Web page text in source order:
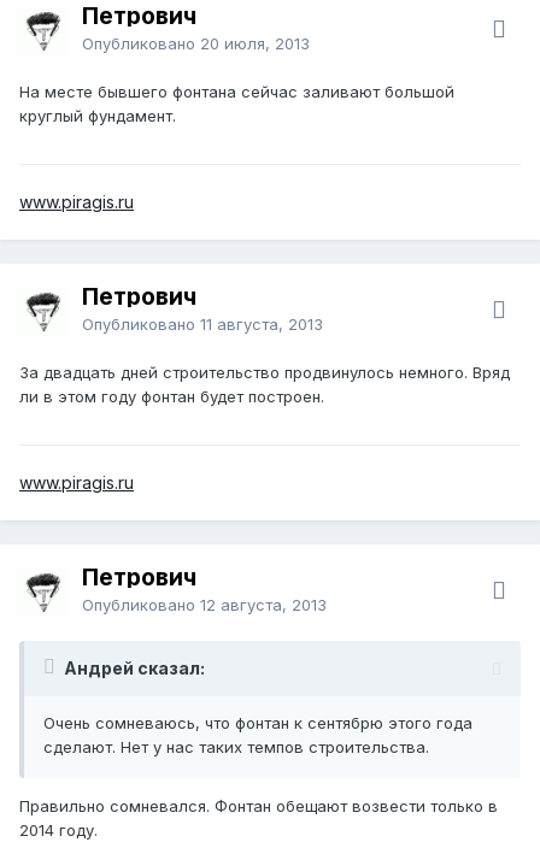
Петрович
Опубликовано 20 июля, 2013
На месте бывшего фонтана сейчас заливают большой
круглый фундамент.
www.piragis.ru
Петрович
Опубликовано 11 августа, 2013
За двадцать дней строительство продвинулось немного. Вряд
ли в этом году фонтан будет построен.
www.piragis.ru
Петрович
Опубликовано 12 августа, 2013
Андрей сказал:
Очень сомневаюсь, что фонтан к сентябрю этого года
сделают. Нет у нас таких темпов строительства.
Правильно сомневался. Фонтан обещают возвести только в
2014 году.